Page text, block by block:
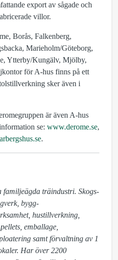
export av sågade och
villor.
Borås, Falkenberg,
Marieholm/Göteborg,
Ytterby/Kungälv, Mjölby,
för A-hus finns på ett
sker även i
är även A-hus
se: www.derome.se,
.
familjeägda träindustri. Skogs-
bygg-
emballage,
samt förvaltning av 1
Har över 2200